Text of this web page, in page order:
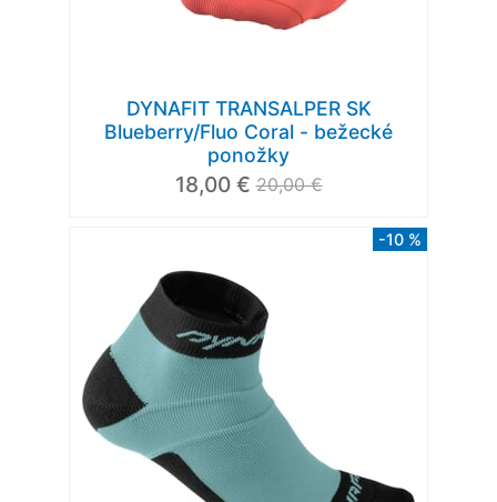
DYNAFIT TRANSALPER SK
Blueberry/Fluo Coral - bežecké
ponožky
18,00 € 20,00 €
-10 %